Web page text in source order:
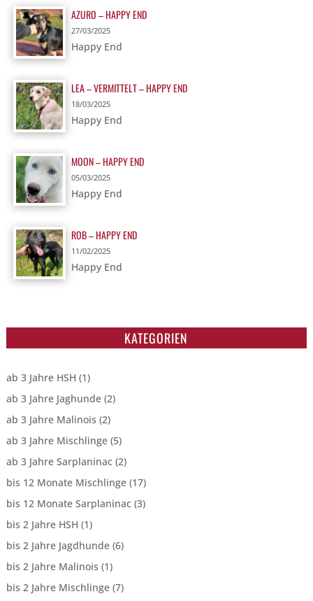
AZURO – HAPPY END
27/03/2025
Happy End
LEA – VERMITTELT – HAPPY END
18/03/2025
Happy End
MOON – HAPPY END
05/03/2025
Happy End
ROB – HAPPY END
11/02/2025
Happy End
KATEGORIEN
ab 3 Jahre HSH (1)
ab 3 Jahre Jaghunde(2)
ab 3 Jahre Malinois (2)
ab 3 Jahre Mischlinge(5)
ab 3 Jahre Sarplaninac(2)
bis 12 Monate Mischlinge(17)
bis 12 Monate Sarplaninac(3)
bis 2 Jahre HSH (1)
bis 2 Jahre Jagdhunde(6)
bis 2 Jahre Malinois (1)
bis 2 Jahre Mischlinge(7)